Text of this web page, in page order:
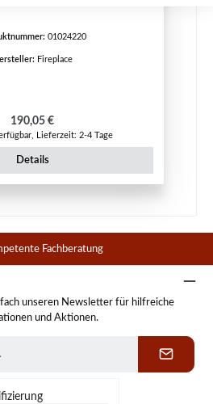
01024220
Fireplace
Regulärer Preis:
190,05 €
Lieferzeit: 2-4 Tage
Details
Fachberatung
unseren Newsletter für hilfreiche
und Aktionen.